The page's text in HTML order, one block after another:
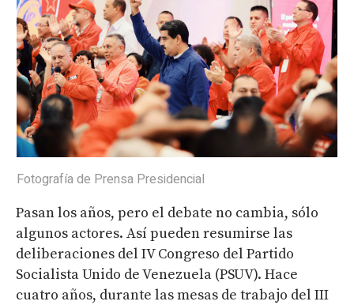
Fotografía de Prensa Presidencial
Pasan los años, pero el debate no cambia, sólo
algunos actores. Así pueden resumirse las
deliberaciones del IV Congreso del Partido
Socialista Unido de Venezuela (PSUV). Hace
cuatro años, durante las mesas de trabajo del III